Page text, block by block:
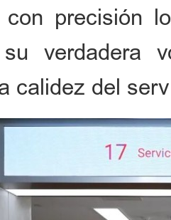
con precisión
su verdadera
calidez del